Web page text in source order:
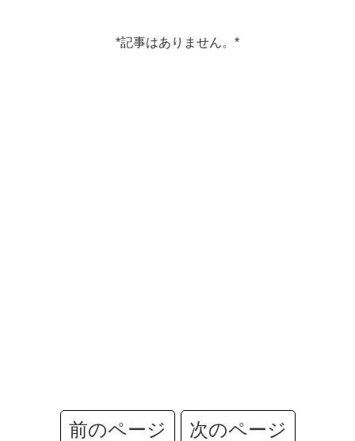
*記事はありません。*
前のページ 次のページ